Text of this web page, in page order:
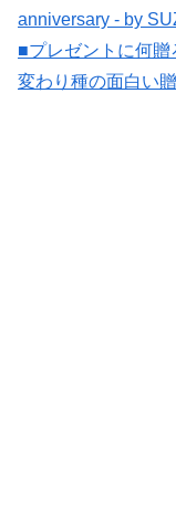
anniversary - by
■プレゼントに何贈
変わり種の面白い